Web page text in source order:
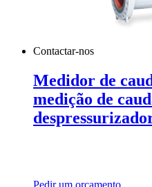
Contactar-nos
Medidor de
medição de
Pedir um orçamento